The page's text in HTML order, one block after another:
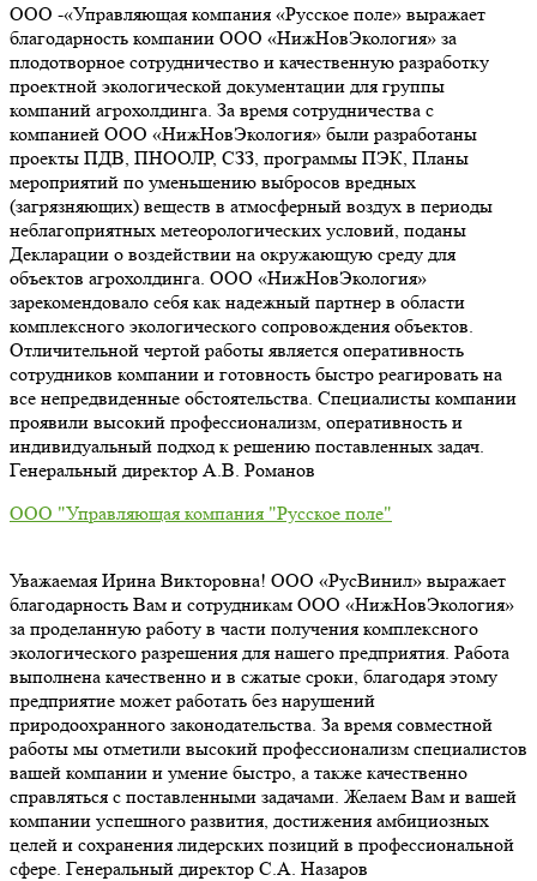
ООО -«Управляющая компания «Русское поле» выражает
благодарность компании ООО «НижНовЭкология» за
плодотворное сотрудничество и качественную разработку
проектной экологической документации для группы
компаний агрохолдинга. За время сотрудничества с
компанией ООО «НижНовЭкология» были разработаны
проекты ПДВ, ПНООЛР, СЗЗ, программы ПЭК, Планы
мероприятий по уменьшению выбросов вредных
(загрязняющих) веществ в атмосферный воздух в периоды
неблагоприятных метеорологических условий, поданы
Декларации о воздействии на окружающую среду для
объектов агрохолдинга. ООО «НижНовЭкология»
зарекомендовало себя как надежный партнер в области
комплексного экологического сопровождения объектов.
Отличительной чертой работы является оперативность
сотрудников компании и готовность быстро реагировать на
все непредвиденные обстоятельства. Специалисты компании
проявили высокий профессионализм, оперативность и
индивидуальный подход к решению поставленных задач.
Генеральный директор А.В. Романов
ООО "Управляющая компания "Русское поле"
Уважаемая Ирина Викторовна! ООО «РусВинил» выражает
благодарность Вам и сотрудникам ООО «НижНовЭкология»
за проделанную работу в части получения комплексного
экологического разрешения для нашего предприятия. Работа
выполнена качественно и в сжатые сроки, благодаря этому
предприятие может работать без нарушений
природоохранного законодательства. За время совместной
работы мы отметили высокий профессионализм специалистов
вашей компании и умение быстро, а также качественно
справляться с поставленными задачами. Желаем Вам и вашей
компании успешного развития, достижения амбициозных
целей и сохранения лидерских позиций в профессиональной
сфере. Генеральный директор С.А. Назаров